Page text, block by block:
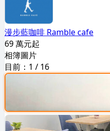
漫步藍咖啡 Ramble cafe
69 萬元起
相簿圖片
目前： 1 / 16